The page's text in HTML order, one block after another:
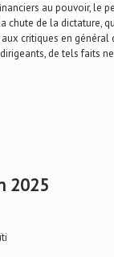
au pouvoir, le
chute de la dictature,
critiques en général
de tels faits
2025